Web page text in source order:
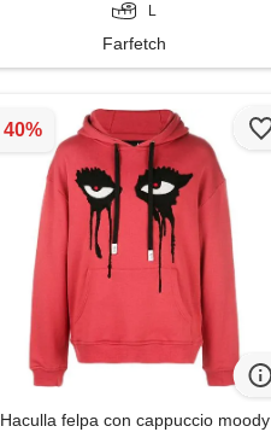
L
Farfetch
Haculla felpa con cappuccio moody